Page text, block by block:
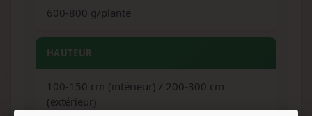
600-800 g/plante
HAUTEUR
100-150 cm (intérieur) / 200-300 cm
(extérieur)